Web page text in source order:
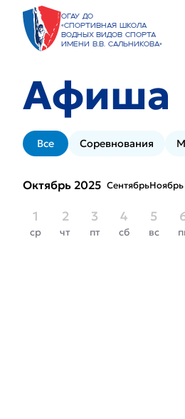
ОГАУ ДО
«Спортивная школа
водных видов спорта
имени В.В. Сальникова»
Афиша
Все Соревнования
Октябрь 2025 СентябрьНоябрь
1
ср
2
чт
3
пт
4
сб
5
вс